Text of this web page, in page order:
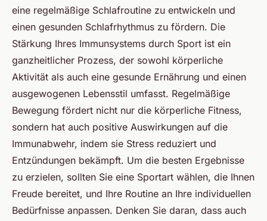
eine regelmäßige Schlafroutine zu entwickeln und
einen gesunden Schlafrhythmus zu fördern. Die
Stärkung Ihres Immunsystems durch Sport ist ein
ganzheitlicher Prozess, der sowohl körperliche
Aktivität als auch eine gesunde Ernährung und einen
ausgewogenen Lebensstil umfasst. Regelmäßige
Bewegung fördert nicht nur die körperliche Fitness,
sondern hat auch positive Auswirkungen auf die
Immunabwehr, indem sie Stress reduziert und
Entzündungen bekämpft. Um die besten Ergebnisse
zu erzielen, sollten Sie eine Sportart wählen, die Ihnen
Freude bereitet, und Ihre Routine an Ihre individuellen
Bedürfnisse anpassen. Denken Sie daran, dass auch